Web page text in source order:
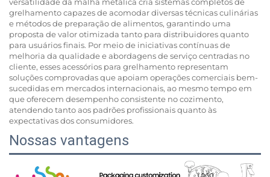
grelhamento capazes de acomodar diversas técnicas culinárias
e métodos de preparação de alimentos, garantindo uma
proposta de valor otimizada tanto para distribuidores quanto
para usuários finais. Por meio de iniciativas contínuas de
melhoria da qualidade e abordagens de serviço centradas no
cliente, esses acessórios para grelhamento representam
soluções comprovadas que apoiam operações comerciais bem-
sucedidas em mercados internacionais, ao mesmo tempo em
que oferecem desempenho consistente no cozimento,
atendendo tanto aos padrões profissionais quanto às
expectativas dos consumidores.
Nossas vantagens